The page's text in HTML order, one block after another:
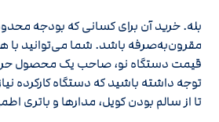
بله. خرید آن برای کسانی که بودجه
مقرون‌به‌صرفه باشد. شما می‌توانید با
قیمت دستگاه نو، صاحب یک محصول
توجه داشته باشید که دستگاه کارکرده
تا از سالم بودن کویل، مدارها و باتری